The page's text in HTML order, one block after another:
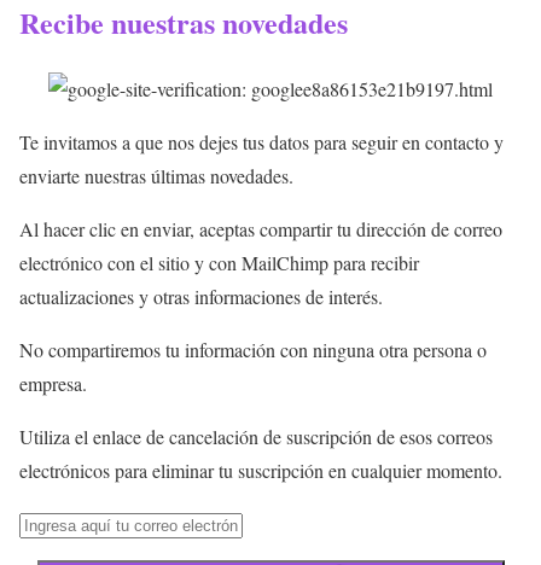
Recibe nuestras novedades
Te invitamos a que nos dejes tus datos para seguir en contacto y
enviarte nuestras últimas novedades.
Al hacer clic en enviar, aceptas compartir tu dirección de correo
electrónico con el sitio y con MailChimp para recibir
actualizaciones y otras informaciones de interés.
No compartiremos tu información con ninguna otra persona o
empresa.
Utiliza el enlace de cancelación de suscripción de esos correos
electrónicos para eliminar tu suscripción en cualquier momento.